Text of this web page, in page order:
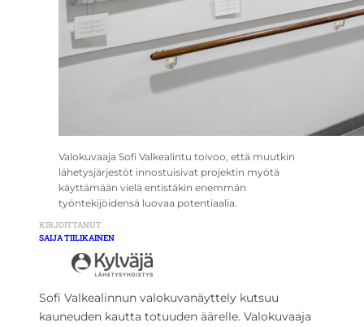
Valokuvaaja Sofi Valkealintu toivoo, että muutkin
lähetysjärjestöt innostuisivat projektin myötä
käyttämään vielä entistäkin enemmän
työntekijöidensä luovaa potentiaalia.
KIRJOITTANUT
SAIJA TIILIKAINEN
Sofi Valkealinnun valokuvanäyttely kutsuu
kauneuden kautta totuuden äärelle. Valokuvaaja